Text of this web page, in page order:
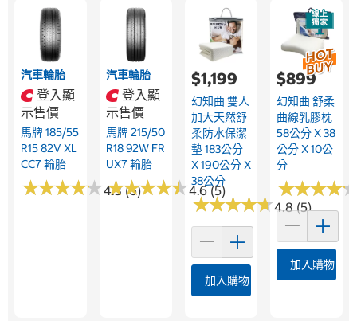
汽車輪胎
登入顯
示售價
馬牌 185/55
R15 82V XL
CC7 輪胎
★★★★★
★★★★★4.3 (6)
汽車輪胎
登入顯
示售價
馬牌 215/50
R18 92W FR
UX7 輪胎
★★★★★
★★★★★4.6 (5)
$1,199
幻知曲 雙人
加大天然舒
柔防水保潔
墊 183公分
X 190公分 X
38公分
★★★★★
★★★★★4.8 (5)
加入購物車
$899
幻知曲 舒柔
曲線乳膠枕
58公分 X 38
公分 X 10公
分
★★★★
★★★★
加入購物車